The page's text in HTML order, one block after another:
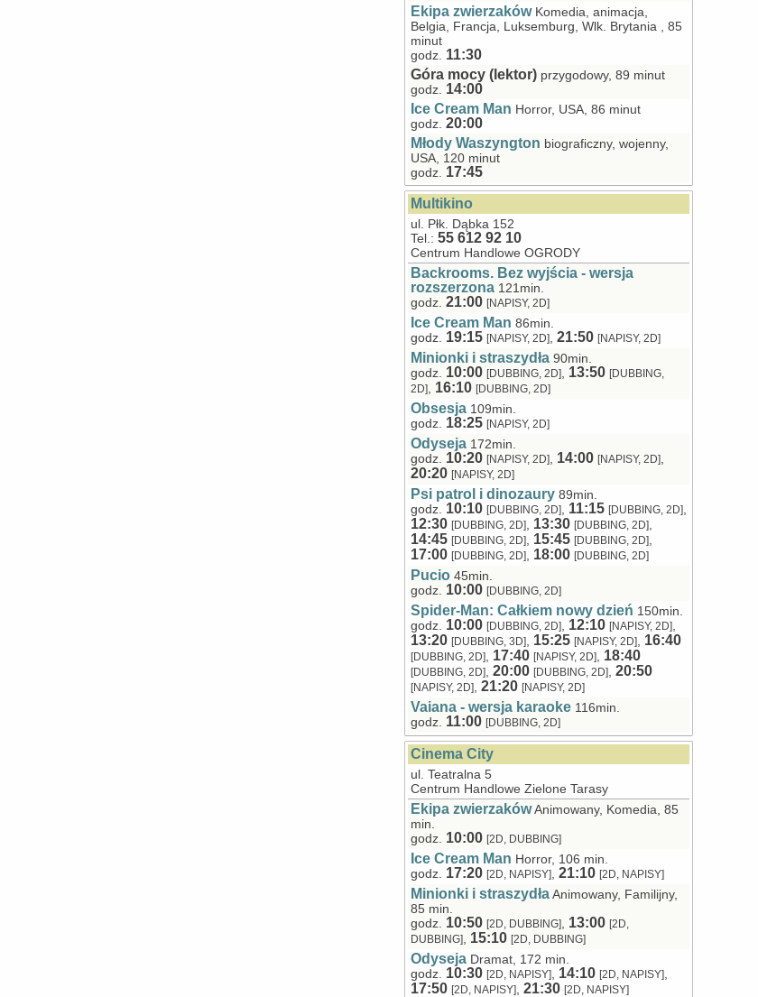
Ekipa zwierzaków Komedia, animacja,
Belgia, Francja, Luksemburg, Wlk. Brytania , 85
minut
godz. 11:30
Góra mocy (lektor) przygodowy, 89 minut
godz. 14:00
Ice Cream Man Horror, USA, 86 minut
godz. 20:00
Młody Waszyngton biograficzny, wojenny,
USA, 120 minut
godz. 17:45
Multikino
ul. Płk. Dąbka 152
Tel.: 55 612 92 10
Centrum Handlowe OGRODY
Backrooms. Bez wyjścia - wersja
rozszerzona 121min.
godz. 21:00 [NAPISY, 2D]
Ice Cream Man 86min.
godz. 19:15 [NAPISY, 2D] 21:50 [NAPISY, 2D]
Minionki i straszydła 90min.
godz. 10:00 [DUBBING, 2D] 13:50 [DUBBING,
2D]
16:10 [DUBBING, 2D]
Obsesja 109min.
godz. 18:25 [NAPISY, 2D]
Odyseja 172min.
godz. 10:20 [NAPISY, 2D] 14:00 [NAPISY, 2D]
20:20 [NAPISY, 2D]
Psi patrol i dinozaury 89min.
godz. 10:10 [DUBBING, 2D] 11:15 [DUBBING, 2D]
12:30 [DUBBING, 2D] 13:30 [DUBBING, 2D]
14:45 [DUBBING, 2D] 15:45 [DUBBING, 2D]
17:00 [DUBBING, 2D] 18:00 [DUBBING, 2D]
Pucio 45min.
godz. 10:00 [DUBBING, 2D]
Spider-Man: Całkiem nowy dzień 150min.
godz. 10:00 [DUBBING, 2D] 12:10 [NAPISY, 2D]
13:20 [DUBBING, 3D] 15:25 [NAPISY, 2D] 16:40
[DUBBING, 2D] 17:40 [NAPISY, 2D] 18:40
[DUBBING, 2D] 20:00 [DUBBING, 2D] 20:50
[NAPISY, 2D] 21:20 [NAPISY, 2D]
Vaiana - wersja karaoke 116min.
godz. 11:00 [DUBBING, 2D]
Cinema City
ul. Teatralna 5
Centrum Handlowe Zielone Tarasy
Ekipa zwierzakówAnimowany, Komedia, 85
min.
godz. 10:00 [2D, DUBBING]
Ice Cream Man Horror, 106 min.
godz. 17:20 [2D, NAPISY] 21:10 [2D, NAPISY]
Minionki i straszydłaAnimowany, Familijny,
85 min.
godz. 10:50 [2D, DUBBING] 13:00 [2D,
DUBBING]
15:10 [2D, DUBBING]
Odyseja Dramat, 172 min.
godz. 10:30 [2D, NAPISY] 14:10 [2D, NAPISY]
17:50 [2D, NAPISY] 21:30 [2D, NAPISY]